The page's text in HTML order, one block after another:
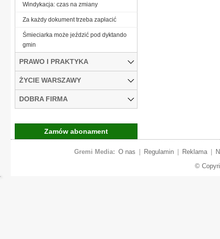
Windykacja: czas na zmiany
Za każdy dokument trzeba zapłacić
Śmieciarka może jeździć pod dyktando
gmin
PRAWO I PRAKTYKA
ŻYCIE WARSZAWY
DOBRA FIRMA
Zamów abonament
Gremi Media: O nas Regulamin Reklama
©